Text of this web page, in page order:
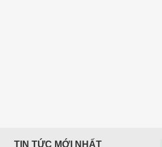
TIN TỨC MỚI NHẤT